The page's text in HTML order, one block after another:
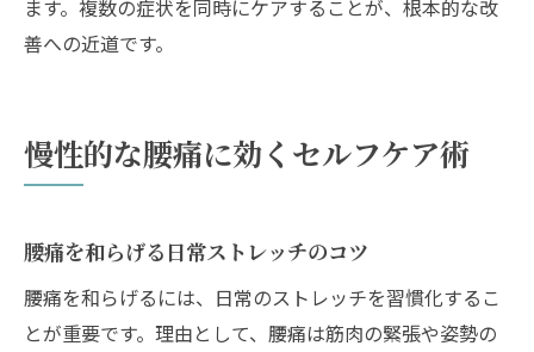
ます。複数の症状を同時にケアすることが、根本的な改
善への近道です。
慢性的な腰痛に効くセルフケア術
腰痛を和らげる日常ストレッチのコツ
腰痛を和らげるには、日常のストレッチを習慣化するこ
とが重要です。理由として、腰痛は筋肉の緊張や姿勢の